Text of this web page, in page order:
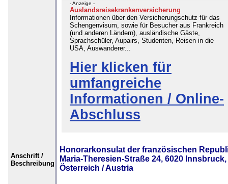
- Anzeige -
Auslandsreisekrankenversicherung
Informationen über den Versicherungschutz für das
Schengenvisum, sowie für Besucher aus Frankreich
(und anderen Ländern), ausländische Gäste,
Sprachschüler, Aupairs, Studenten, Reisen in die
USA, Auswanderer...
Hier klicken für
umfangreiche
Informationen / Online-
Abschluss
Anschrift /
Beschreibung
Honorarkonsulat der französischen
Maria-Theresien-Straße 24, 6020 Innsbruck,
Österreich / Austria